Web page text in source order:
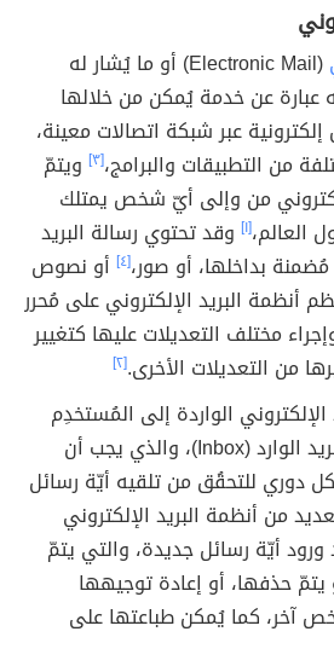
(Electronic Mail) أو ما يُشار له
عبارة عن خدمة يُمكن من خلالها
عبر شبكة اتصالات معينة،
من التطبيقات والبرامج،[٣]
ويتمّ
من وإلى أيّ شخص يمتلك
العالم،[١] وقد تحتوي رسالة البريد
بداخلها، أو صور،[٤]
أو نصوص
أنظمة البريد الإلكتروني على مُحرر
مختلف التعديلات عليها كتغيير
من التعديلات الأخرى.[٢]
الواردة إلى المُستخدِم
فيما يُعرَف بصندوق البريد الوارد (Inbox)، والذي يجب أن
دوري للتحقُق من تلقيه أيّة رسائل
من أنظمة البريد الإلكتروني
أيّة رسائل جديدة، والتي يتمّ
حذفها، أو إعادة توجيهها
آخر، كما يُمكن طباعتها على